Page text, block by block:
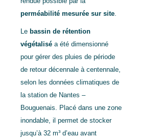
perméabilité mesurée sur site
Le bassin de rétention
végétalisé a été dimensionné
pour gérer des pluies de période
de retour décennale à centennale,
selon les données climatiques de
la station de Nantes –
Bouguenais. Placé dans une zone
inondable, il permet de stocker
jusqu’à 32 m³ d’eau avant